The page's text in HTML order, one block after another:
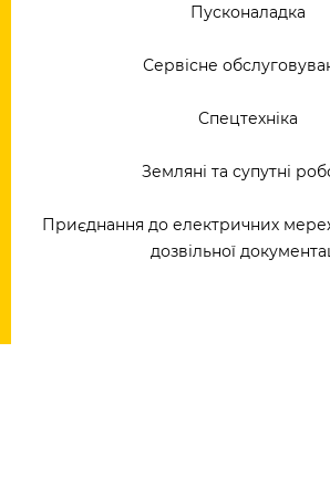
Пусконаладка
Сервісне
Спецтехніка
Земляні та супутні
Приєднання до електричних
дозвільної